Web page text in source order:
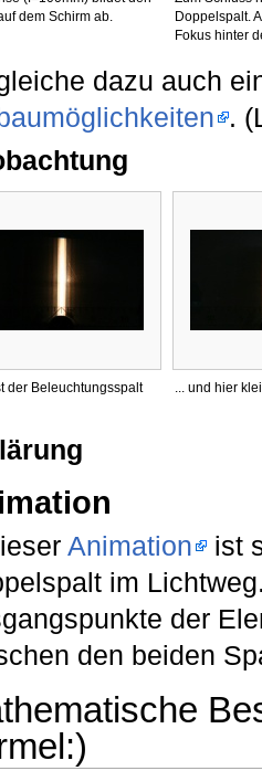
dem Schirm ab.
Doppelspalt.
Fokus hinter
dazu auch
.
der Beleuchtungsspalt
... und hier
Animation ist
im
der
den beiden